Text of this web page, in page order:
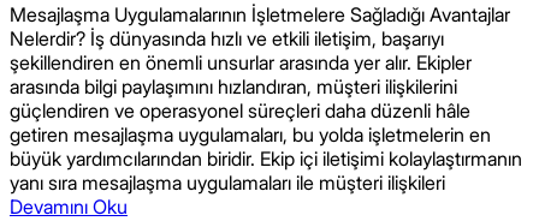
Mesajlaşma Uygulamalarının İşletmelere Sağladığı Avantajlar
Nelerdir? İş dünyasında hızlı ve etkili iletişim, başarıyı
şekillendiren en önemli unsurlar arasında yer alır. Ekipler
arasında bilgi paylaşımını hızlandıran, müşteri ilişkilerini
güçlendiren ve operasyonel süreçleri daha düzenli hâle
getiren mesajlaşma uygulamaları, bu yolda işletmelerin en
büyük yardımcılarından biridir. Ekip içi iletişimi kolaylaştırmanın
yanı sıra mesajlaşma uygulamaları ile müşteri ilişkileri
Devamını Oku